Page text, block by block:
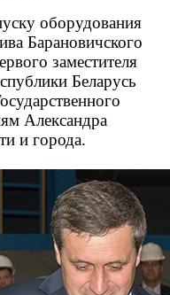
оборудования
Барановичского
заместителя
Беларусь
Александра
и города.